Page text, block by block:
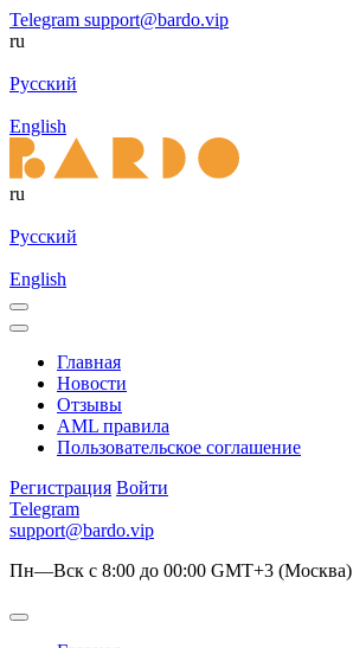
Telegram support@bardo.vip
ru
Русский
English
ru
Русский
English
Главная
Новости
Отзывы
AML правила
Пользовательское соглашение
Регистрация Войти
Telegram
support@bardo.vip
Пн—Вск с 8:00 до 00:00 GMT+3 (Москва)